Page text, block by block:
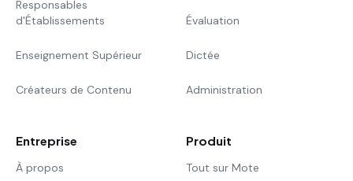
Responsables
d'Établissements
Enseignement Supérieur
Créateurs de Contenu
Évaluation
Dictée
Administration
Entreprise
À propos
Produit
Tout sur Mote